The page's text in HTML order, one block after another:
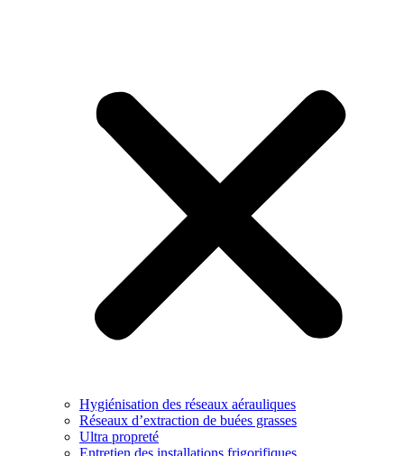
Hygiénisation des réseaux aérauliques
Réseaux d’extraction de buées grasses
Ultra propreté
Entretien des installations frigorifiques